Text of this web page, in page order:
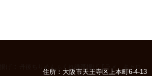
:: 丹後ちりめんふくれ織帯揚げ【ラメ キャロ
住所：大阪市天王寺区上本町6-4-13